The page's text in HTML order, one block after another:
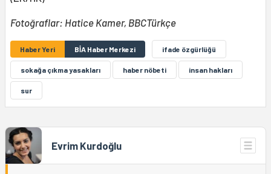
Fotoğraflar: Hatice Kamer, BBCTürkçe
Haber Yeri BİA Haber Merkezi ifade özgürlüğü
sokağa çıkma yasakları haber nöbeti insan hakları
sur
Evrim Kurdoğlu